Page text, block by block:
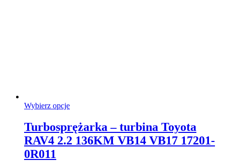
Wybierz opcjeTen
wiele
wariantów.
Turbosprężarka – turbina Toyota
RAV4 2.2 136KM VB14 VB17 17201-
0R011